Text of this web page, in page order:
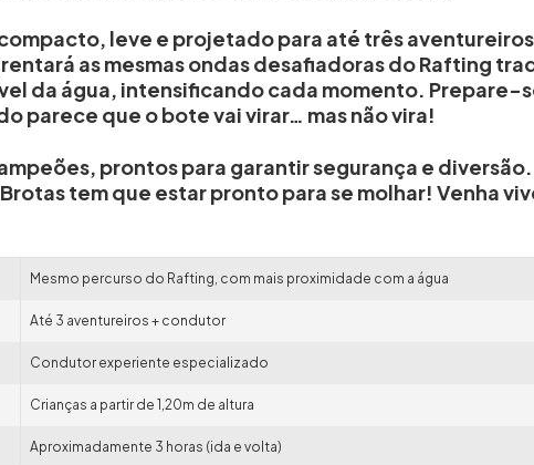
leve e projetado para até três aventureiros
as mesmas ondas desafiadoras do Rafting
da água, intensificando cada momento. Prepare-
parece que o bote vai virar… mas não vira!
prontos para garantir segurança e
tem que estar pronto para se molhar! Venha
Mesmo percurso do Rafting, com mais proximidade com a água
Até 3 aventureiros + condutor
Condutor experiente especializado
Crianças a partir de 1,20m de altura
Aproximadamente 3 horas (ida e volta)